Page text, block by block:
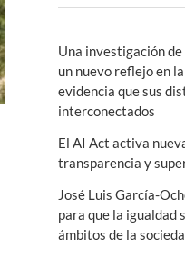
Una investigación
un nuevo reflejo en
evidencia que sus
interconectados
El AI Act activa
transparencia y
José Luis García-
para que la igualdad
ámbitos de la